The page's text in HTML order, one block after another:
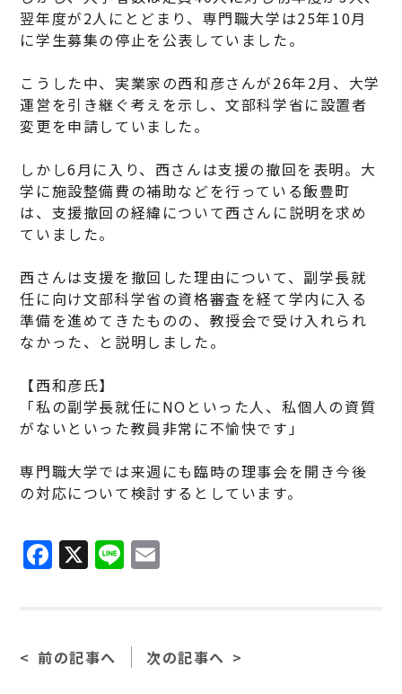
翌年度が2人にとどまり、専門職大学は25年10月
に学生募集の停止を公表していました。
こうした中、実業家の西和彦さんが26年2月、大学
運営を引き継ぐ考えを示し、文部科学省に設置者
変更を申請していました。
しかし6月に入り、西さんは支援の撤回を表明。大
学に施設整備費の補助などを行っている飯豊町
は、支援撤回の経緯について西さんに説明を求め
ていました。
西さんは支援を撤回した理由について、副学長就
任に向け文部科学省の資格審査を経て学内に入る
準備を進めてきたものの、教授会で受け入れられ
なかった、と説明しました。
【西和彦氏】
「私の副学長就任にNOといった人、私個人の資質
がないといった教員非常に不愉快です」
専門職大学では来週にも臨時の理事会を開き今後
の対応について検討するとしています。
F
a
b
X Li
n
前の記事へ 次の記事へ